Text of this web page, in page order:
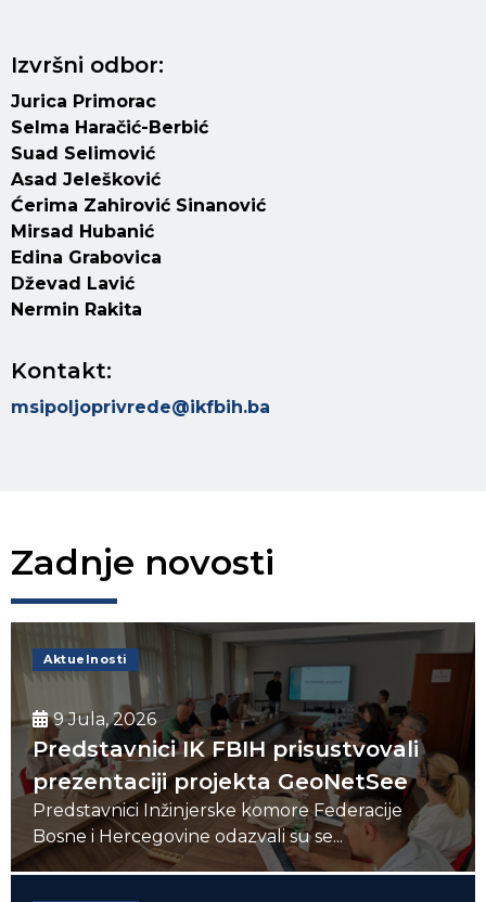
Izvršni odbor:
Jurica Primorac
Selma Haračić-Berbić
Suad Selimović
Asad Jelešković
Ćerima Zahirović Sinanović
Mirsad Hubanić
Edina Grabovica
Dževad Lavić
Nermin Rakita
Kontakt:
msipoljoprivrede@ikfbih.ba
Zadnje novosti
Aktuelnosti
9 Jula, 2026
Predstavnici IK FBIH prisustvovali
prezentaciji projekta GeoNetSee
Predstavnici Inžinjerske komore Federacije
Bosne i Hercegovine odazvali su se...